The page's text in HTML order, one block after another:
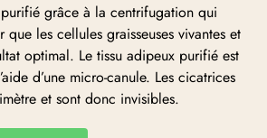
grâce à la centrifugation qui
les cellules graisseuses vivantes et
optimal. Le tissu adipeux purifié est
d’une micro-canule. Les cicatrices
et sont donc invisibles.